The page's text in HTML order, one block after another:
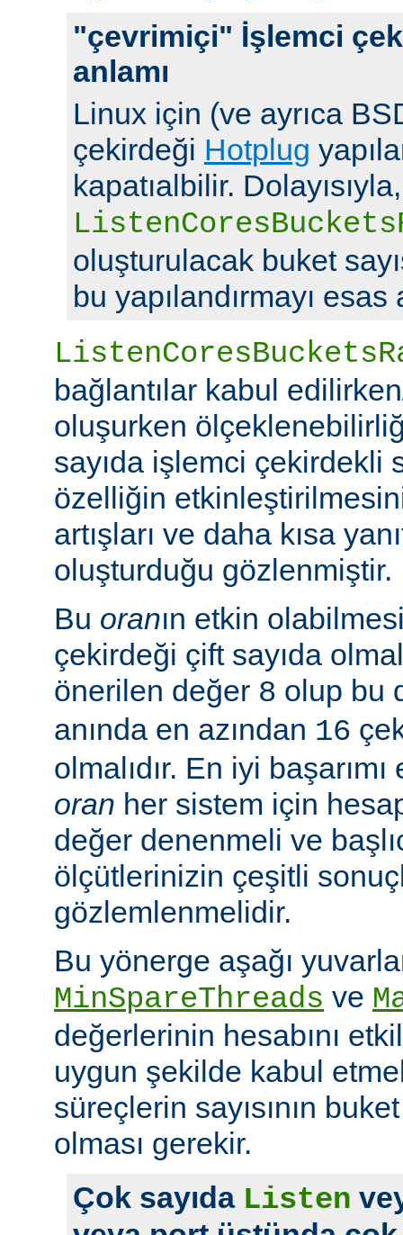
"çevrimiçi" İşlemci
anlamı
Linux için (ve ayrıca
çekirdeği Hotplug
kapatıalbilir. Dolayısıyla,
oluşturulacak buket
bu yapılandırmayı esas
bağlantılar kabul
oluşurken
sayıda işlemci çekirdekli
özelliğin
artışları ve daha kısa
oluşturduğu gözlenmiştir.
Bu oranın etkin
çekirdeği çift sayıda
önerilen değer 8 olup bu
anında en azından 16
olmalıdır. En iyi
oran her sistem için
değer denenmeli ve
ölçütlerinizin çeşitli
gözlemlenmelidir.
Bu yönerge aşağı
MinSpareThreads ve
değerlerinin hesabını
uygun şekilde kabul
süreçlerin sayısının buket
olması gerekir.
Çok sayıda Listen